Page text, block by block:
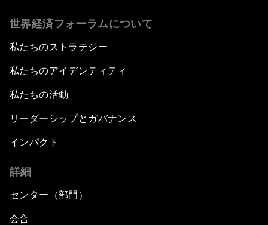
世界経済フォーラムについて
私たちのストラテジー
私たちのアイデンティティ
私たちの活動
リーダーシップとガバナンス
インパクト
詳細
センター（部門）
会合